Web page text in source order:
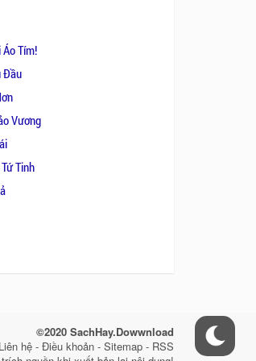
Tím!
Đầu
Vương
Tinh
©2020 SachHay.Dowwnload
Liên hệ - Điều khoản - Sitemap - RSS